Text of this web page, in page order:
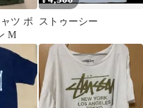
ツ ボ
M
ストゥーシー